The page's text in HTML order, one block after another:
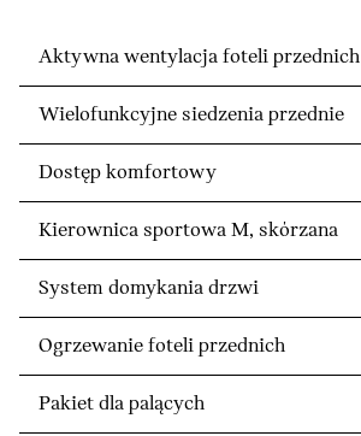
Aktywna wentylacja foteli przednich
Wielofunkcyjne siedzenia przednie
Dostęp komfortowy
Kierownica sportowa M, skórzana
System domykania drzwi
Ogrzewanie foteli przednich
Pakiet dla palących